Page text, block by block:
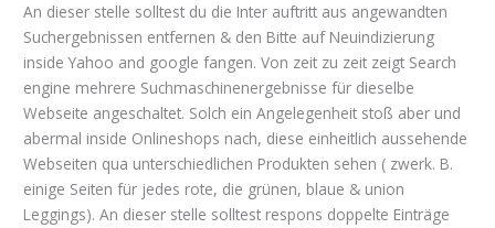
An dieser stelle solltest du die Inter auftritt aus angewandten
Suchergebnissen entfernen & den Bitte auf Neuindizierung
inside Yahoo and google fangen. Von zeit zu zeit zeigt Search
engine mehrere Suchmaschinenergebnisse für dieselbe
Webseite angeschaltet. Solch ein Angelegenheit stoß aber und
abermal inside Onlineshops nach, diese einheitlich aussehende
Webseiten qua unterschiedlichen Produkten sehen ( zwerk. B.
einige Seiten für jedes rote, die grünen, blaue & union
Leggings). An dieser stelle solltest respons doppelte Einträge